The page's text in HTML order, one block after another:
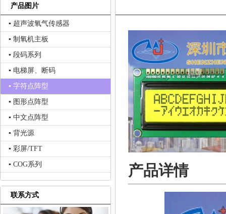
产品详情
产品图片
▪ 超声波氧气传感器
▪ 制氧机主板
▪ 段码系列
▪ 电梯屏、断码
▪ 字符点阵型
▪ 图形点阵型
▪ 中文点阵型
▪ 背光源
▪ 彩屏/TFT
▪ COG系列
联系方式